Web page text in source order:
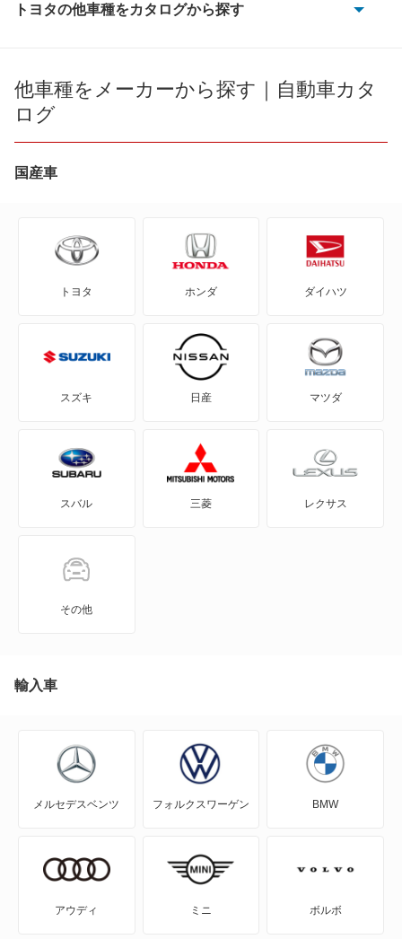
トヨタの他車種をカタログから探す
bB
bZ4X
bZ4X ツーリング
GRヤリス
MR2
RAV4 PHV
RAV4 ハイブリッド
他車種をメーカーから探す｜自動車カタ
ログ
国産車
トヨタ ホンダ ダイハツ
スズキ 日産 マツダ
スバル 三菱 レクサス
その他
輸入車
メルセデスベンツ フォルクスワーゲン BMW
アウディ ミニ ボルボ